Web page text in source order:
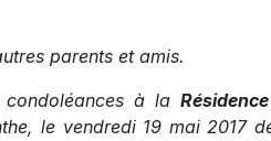
parents et amis.
à la
le vendredi 19 mai 2017